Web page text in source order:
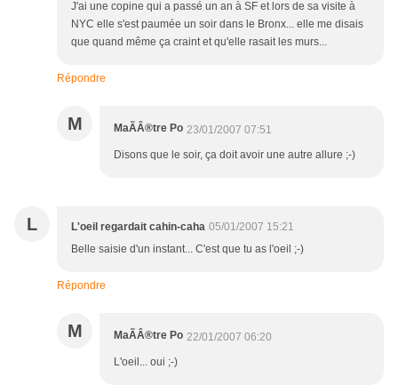
J'ai une copine qui a passé un an à SF et lors de sa visite à
NYC elle s'est paumée un soir dans le Bronx... elle me disais
que quand même ça craint et qu'elle rasait les murs...
Répondre
M MaÃÂ®tre Po 23/01/2007 07:51
Disons que le soir, ça doit avoir une autre allure ;-)
L L'oeil regardait cahin-caha 05/01/2007 15:21
Belle saisie d'un instant... C'est que tu as l'oeil ;-)
Répondre
M MaÃÂ®tre Po 22/01/2007 06:20
L'oeil... oui ;-)